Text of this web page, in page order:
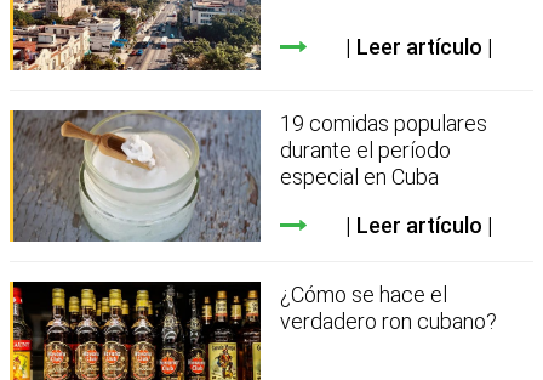
Leer artículo
19 comidas populares
durante el período
especial en Cuba
Leer artículo
¿Cómo se hace el
verdadero ron cubano?